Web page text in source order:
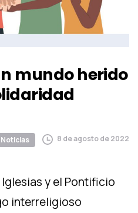
mundoherido
Noticias 8 de agosto de 2022
y el Pontificio
interreligioso